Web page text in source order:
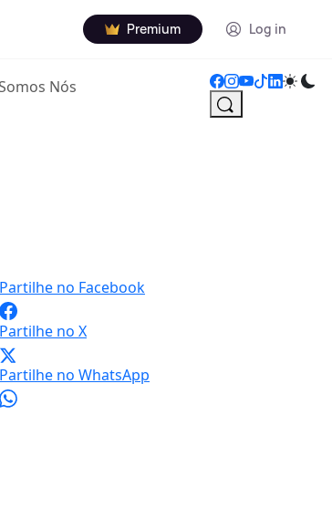
Premium Log in
Nós
Partilhe no Facebook
Partilhe no X
Partilhe no WhatsApp